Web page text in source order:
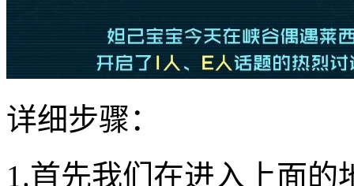
详细步骤：
1.首先我们在进入上面